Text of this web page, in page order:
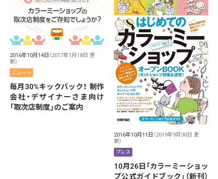
2016年10月14日 （2017年1月18日 更
新）
ニュース
毎月30%キックバック！ 制作
会社・デザイナーさま向け
「取次店制度」のご案内
2016年10月11日 （2019年9月30日 更
新）
プレス
10月26日「カラーミーショッ
プ公式ガイドブック」（新刊）